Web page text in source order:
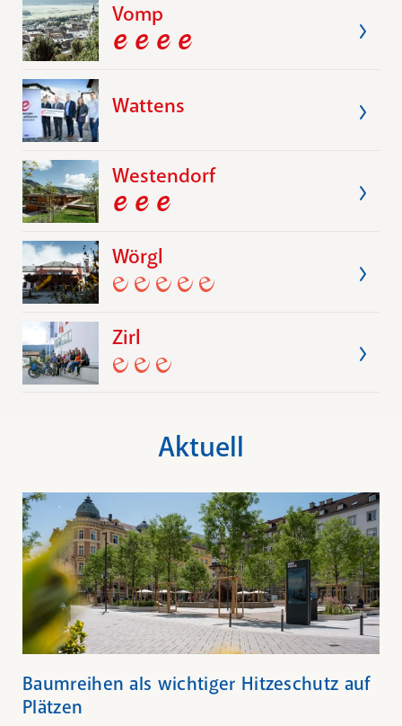
Vomp
Wattens
Westendorf
Wörgl
Zirl
Aktuell
Baumreihen als wichtiger Hitzeschutz auf
Plätzen